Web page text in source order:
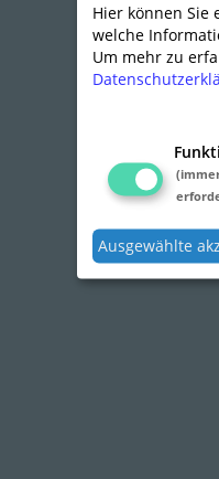
Hier können Sie
welche
Um mehr zu
Ausgewählte